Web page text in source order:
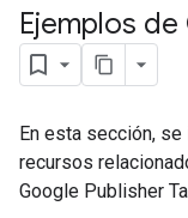
Ejemplos
En esta sección,
recursos
Google Publisher